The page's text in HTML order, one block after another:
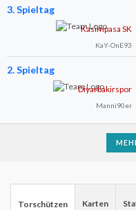
3. Spieltag
Kasimpasa SK
KaY-OnE93
2. Spieltag
Diyarbakirspor
Manni90er
Torschützen Karten